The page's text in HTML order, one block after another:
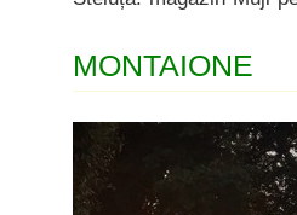
MONTAIONE